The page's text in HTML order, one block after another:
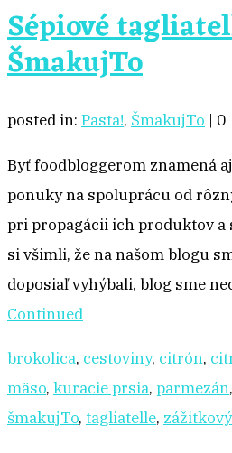
Sépiové
ŠmakujTo
posted in: Pasta!, ŠmakujTo | 0
Byť foodbloggerom znamená
ponuky na spoluprácu od
pri propagácii ich produktov a
si všimli, že na našom blogu
doposiaľ vyhýbali, blog sme
Continued
brokolica, cestoviny, citrón,
mäso, kuracie prsia, parmezán,
šmakujTo, tagliatelle,